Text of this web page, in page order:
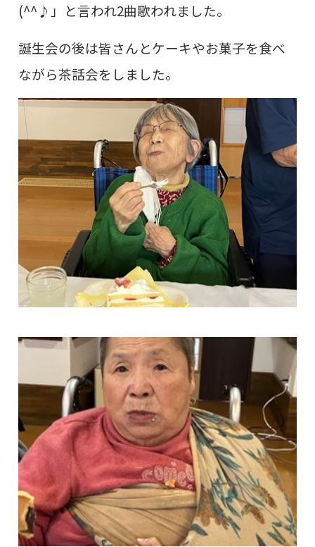
(^^♪」と言われ2曲歌われました。
誕生会の後は皆さんとケーキやお菓子を食べ
ながら茶話会をしました。